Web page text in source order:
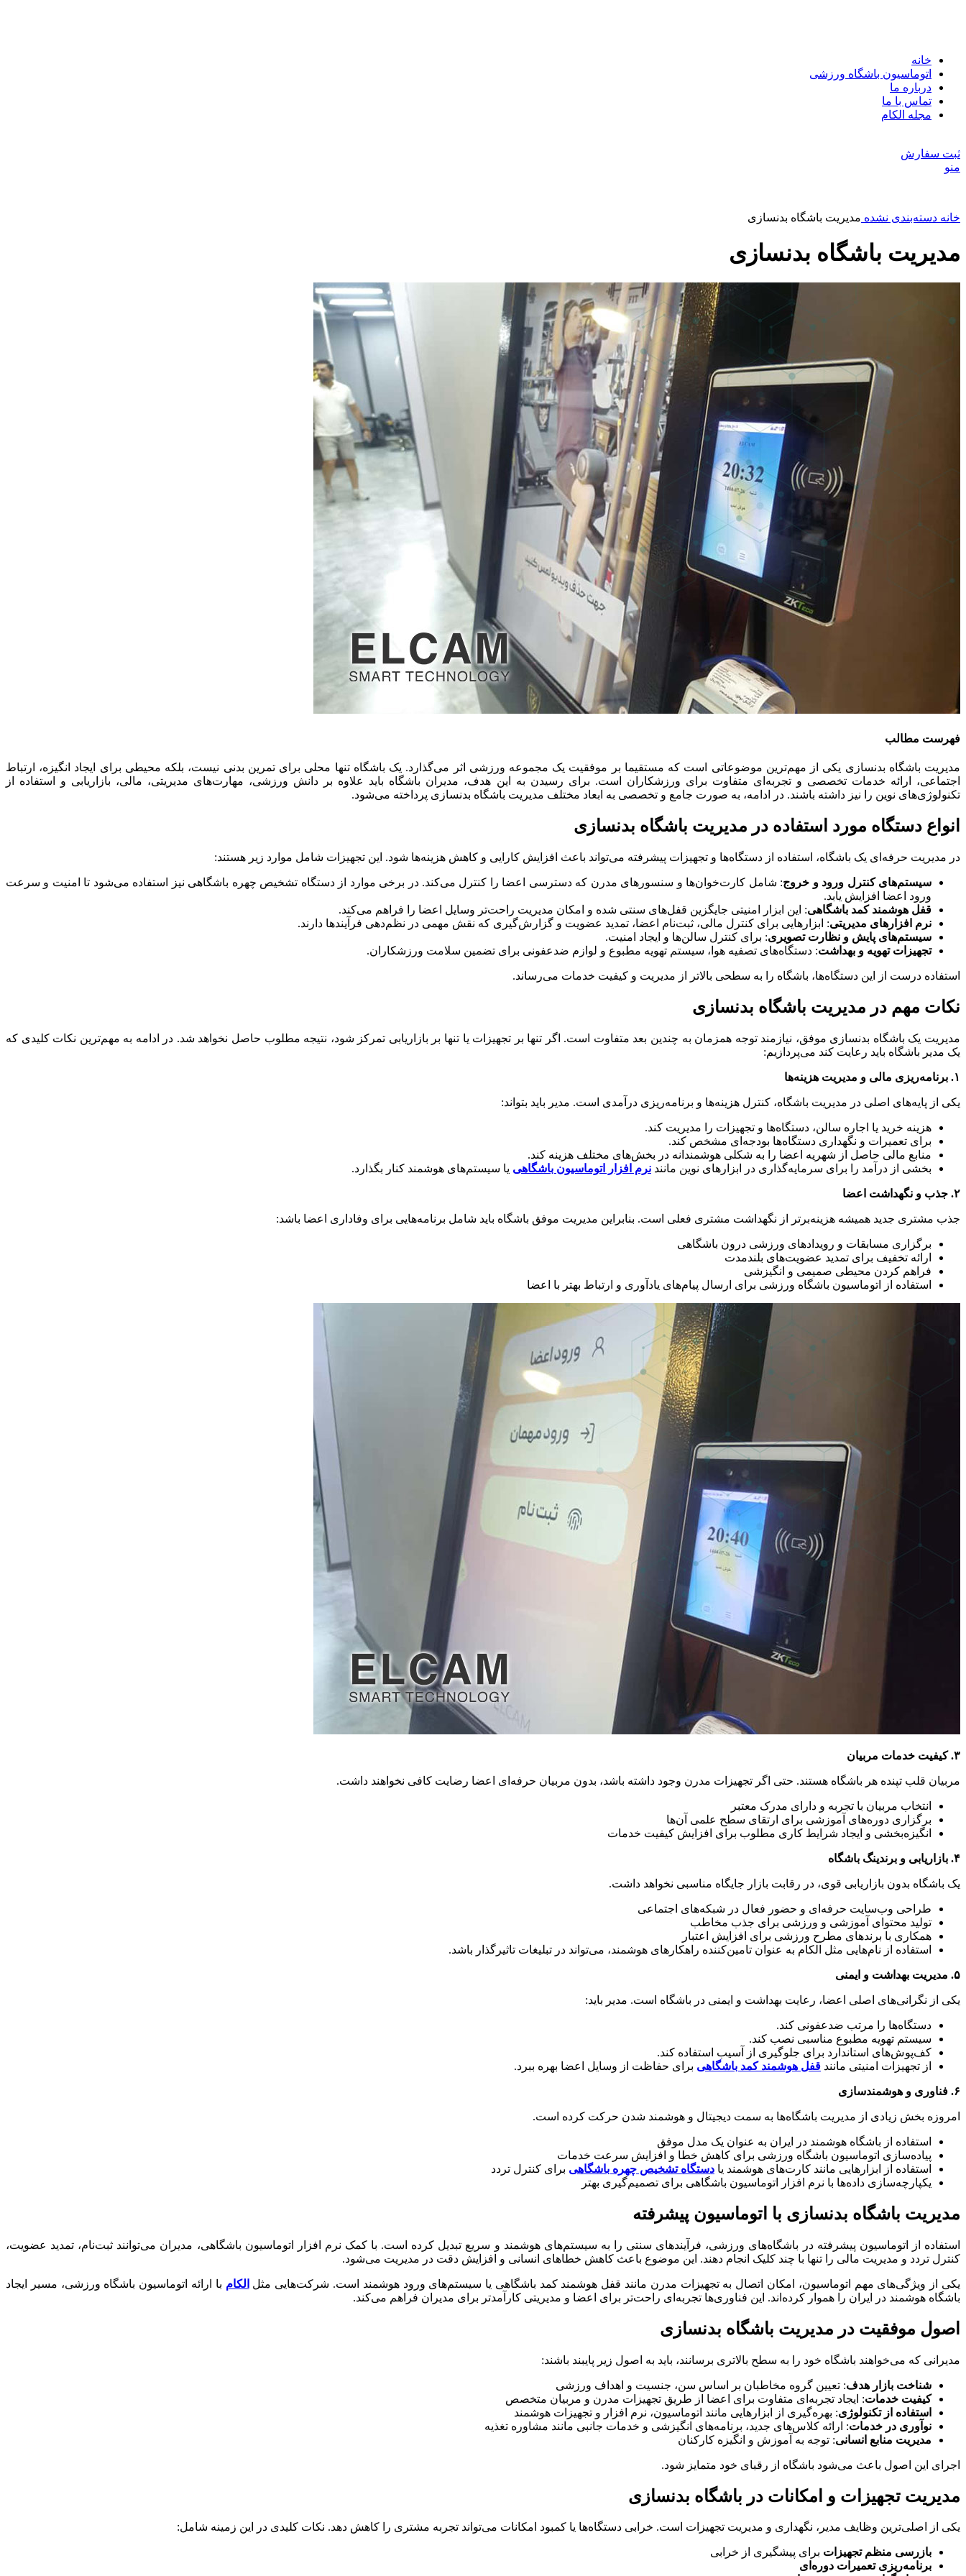
خانه
اتوماسیون باشگاه ورزشی
درباره ما
تماس با ما
مجله الکام
ثبت سفارش
منو
خانه دسته‌بندی نشده مدیریت باشگاه بدنسازی
مدیریت باشگاه بدنسازی
فهرست مطالب
مدیریت باشگاه بدنسازی یکی از مهم‌ترین موضوعاتی است که مستقیما بر موفقیت یک مجموعه ورزشی اثر می‌گذارد. یک باشگاه تنها محلی برای تمرین بدنی نیست، بلکه محیطی برای ایجاد انگیزه، ارتباط
اجتماعی، ارائه خدمات تخصصی و تجربه‌ای متفاوت برای ورزشکاران است. برای رسیدن به این هدف، مدیران باشگاه باید علاوه بر دانش ورزشی، مهارت‌های مدیریتی، مالی، بازاریابی و استفاده از
تکنولوژی‌های نوین را نیز داشته باشند. در ادامه، به صورت جامع و تخصصی به ابعاد مختلف مدیریت باشگاه بدنسازی پرداخته می‌شود.
انواع دستگاه مورد استفاده در مدیریت باشگاه بدنسازی
در مدیریت حرفه‌ای یک باشگاه، استفاده از دستگاه‌ها و تجهیزات پیشرفته می‌تواند باعث افزایش کارایی و کاهش هزینه‌ها شود. این تجهیزات شامل موارد زیر هستند:
سیستم‌های کنترل ورود و خروج: شامل کارت‌خوان‌ها و سنسورهای مدرن که دسترسی اعضا را کنترل می‌کند. در برخی موارد از دستگاه تشخیص چهره باشگاهی نیز استفاده می‌شود تا امنیت و سرعت
ورود اعضا افزایش یابد.
قفل هوشمند کمد باشگاهی: این ابزار امنیتی جایگزین قفل‌های سنتی شده و امکان مدیریت راحت‌تر وسایل اعضا را فراهم می‌کند.
نرم افزارهای مدیریتی: ابزارهایی برای کنترل مالی، ثبت‌نام اعضا، تمدید عضویت و گزارش‌گیری که نقش مهمی در نظم‌دهی فرآیندها دارند.
سیستم‌های پایش و نظارت تصویری: برای کنترل سالن‌ها و ایجاد امنیت.
تجهیزات تهویه و بهداشت: دستگاه‌های تصفیه هوا، سیستم تهویه مطبوع و لوازم ضدعفونی برای تضمین سلامت ورزشکاران.
استفاده درست از این دستگاه‌ها، باشگاه را به سطحی بالاتر از مدیریت و کیفیت خدمات می‌رساند.
نکات مهم در مدیریت باشگاه بدنسازی
مدیریت یک باشگاه بدنسازی موفق، نیازمند توجه همزمان به چندین بعد متفاوت است. اگر تنها بر تجهیزات یا تنها بر بازاریابی تمرکز شود، نتیجه مطلوب حاصل نخواهد شد. در ادامه به مهم‌ترین نکات کلیدی که
یک مدیر باشگاه باید رعایت کند می‌پردازیم:
۱. برنامه‌ریزی مالی و مدیریت هزینه‌ها
یکی از پایه‌های اصلی در مدیریت باشگاه، کنترل هزینه‌ها و برنامه‌ریزی درآمدی است. مدیر باید بتواند:
هزینه خرید یا اجاره سالن، دستگاه‌ها و تجهیزات را مدیریت کند.
برای تعمیرات و نگهداری دستگاه‌ها بودجه‌ای مشخص کند.
منابع مالی حاصل از شهریه اعضا را به شکلی هوشمندانه در بخش‌های مختلف هزینه کند.
بخشی از درآمد را برای سرمایه‌گذاری در ابزارهای نوین مانند نرم افزار اتوماسیون باشگاهی یا سیستم‌های هوشمند کنار بگذارد.
۲. جذب و نگهداشت اعضا
جذب مشتری جدید همیشه هزینه‌برتر از نگهداشت مشتری فعلی است. بنابراین مدیریت موفق باشگاه باید شامل برنامه‌هایی برای وفاداری اعضا باشد:
برگزاری مسابقات و رویدادهای ورزشی درون باشگاهی
ارائه تخفیف برای تمدید عضویت‌های بلندمدت
فراهم کردن محیطی صمیمی و انگیزشی
استفاده از اتوماسیون باشگاه ورزشی برای ارسال پیام‌های یادآوری و ارتباط بهتر با اعضا
۳.کیفیت خدمات مربیان
مربیان قلب تپنده هر باشگاه هستند. حتی اگر تجهیزات مدرن وجود داشته باشد، بدون مربیان حرفه‌ای اعضا رضایت کافی نخواهند داشت.
انتخاب مربیان با تجربه و دارای مدرک معتبر
برگزاری دوره‌های آموزشی برای ارتقای سطح علمی آن‌ها
انگیزه‌بخشی و ایجاد شرایط کاری مطلوب برای افزایش کیفیت خدمات
۴. بازاریابی و برندینگ باشگاه
یک باشگاه بدون بازاریابی قوی، در رقابت بازار جایگاه مناسبی نخواهد داشت.
طراحی وب‌سایت حرفه‌ای و حضور فعال در شبکه‌های اجتماعی
تولید محتوای آموزشی و ورزشی برای جذب مخاطب
همکاری با برندهای مطرح ورزشی برای افزایش اعتبار
استفاده از نام‌هایی مثل الکام به عنوان تامین‌کننده راهکارهای هوشمند، می‌تواند در تبلیغات تاثیرگذار باشد.
۵. مدیریت بهداشت و ایمنی
یکی از نگرانی‌های اصلی اعضا، رعایت بهداشت و ایمنی در باشگاه است. مدیر باید:
دستگاه‌ها را مرتب ضدعفونی کند.
سیستم تهویه مطبوع مناسبی نصب کند.
کف‌پوش‌های استاندارد برای جلوگیری از آسیب استفاده کند.
از تجهیزات امنیتی مانند قفل هوشمند کمد باشگاهی برای حفاظت از وسایل اعضا بهره ببرد.
۶. فناوری و هوشمندسازی
امروزه بخش زیادی از مدیریت باشگاه‌ها به سمت دیجیتال و هوشمند شدن حرکت کرده است.
استفاده از باشگاه هوشمند در ایران به عنوان یک مدل موفق
پیاده‌سازی اتوماسیون باشگاه ورزشی برای کاهش خطا و افزایش سرعت خدمات
استفاده از ابزارهایی مانند کارت‌های هوشمند یا دستگاه تشخیص چهره باشگاهی برای کنترل تردد
یکپارچه‌سازی داده‌ها با نرم افزار اتوماسیون باشگاهی برای تصمیم‌گیری بهتر
مدیریت باشگاه بدنسازی با اتوماسیون پیشرفته
استفاده از اتوماسیون پیشرفته در باشگاه‌های ورزشی، فرآیندهای سنتی را به سیستم‌های هوشمند و سریع تبدیل کرده است. با کمک نرم افزار اتوماسیون باشگاهی، مدیران می‌توانند ثبت‌نام، تمدید عضویت،
کنترل تردد و مدیریت مالی را تنها با چند کلیک انجام دهند. این موضوع باعث کاهش خطاهای انسانی و افزایش دقت در مدیریت می‌شود.
یکی از ویژگی‌های مهم اتوماسیون، امکان اتصال به تجهیزات مدرن مانند قفل هوشمند کمد باشگاهی یا سیستم‌های ورود هوشمند است. شرکت‌هایی مثل الکام با ارائه اتوماسیون باشگاه ورزشی، مسیر ایجاد
باشگاه هوشمند در ایران را هموار کرده‌اند. این فناوری‌ها تجربه‌ای راحت‌تر برای اعضا و مدیریتی کارآمدتر برای مدیران فراهم می‌کند.
اصول موفقیت در مدیریت باشگاه بدنسازی
مدیرانی که می‌خواهند باشگاه خود را به سطح بالاتری برسانند، باید به اصول زیر پایبند باشند:
شناخت بازار هدف: تعیین گروه مخاطبان بر اساس سن، جنسیت و اهداف ورزشی
کیفیت خدمات: ایجاد تجربه‌ای متفاوت برای اعضا از طریق تجهیزات مدرن و مربیان متخصص
استفاده از تکنولوژی: بهره‌گیری از ابزارهایی مانند اتوماسیون، نرم افزار و تجهیزات هوشمند
نوآوری در خدمات: ارائه کلاس‌های جدید، برنامه‌های انگیزشی و خدمات جانبی مانند مشاوره تغذیه
مدیریت منابع انسانی: توجه به آموزش و انگیزه کارکنان
اجرای این اصول باعث می‌شود باشگاه از رقبای خود متمایز شود.
مدیریت تجهیزات و امکانات در باشگاه بدنسازی
یکی از اصلی‌ترین وظایف مدیر، نگهداری و مدیریت تجهیزات است. خرابی دستگاه‌ها یا کمبود امکانات می‌تواند تجربه مشتری را کاهش دهد. نکات کلیدی در این زمینه شامل:
بازرسی منظم تجهیزات برای پیشگیری از خرابی
برنامه‌ریزی تعمیرات دوره‌ای